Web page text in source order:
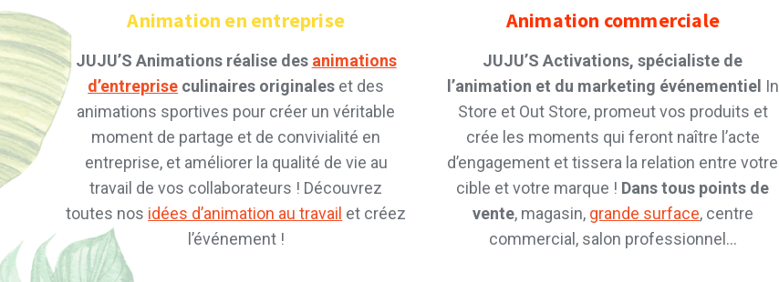
Animation en entreprise
JUJU’S Animations réalise des animations
d’entreprise culinaires originales et des
animations sportives pour créer un véritable
moment de partage et de convivialité en
entreprise, et améliorer la qualité de vie au
travail de vos collaborateurs ! Découvrez
toutes nos idées d’animation au travail et créez
l’événement !
Animation commerciale
JUJU’S Activations, spécialiste de
l’animation et du marketing événementiel In
Store et Out Store, promeut vos produits et
crée les moments qui feront naître l’acte
d’engagement et tissera la relation entre votre
cible et votre marque ! Dans tous points de
vente, magasin, grande surface, centre
commercial, salon professionnel…